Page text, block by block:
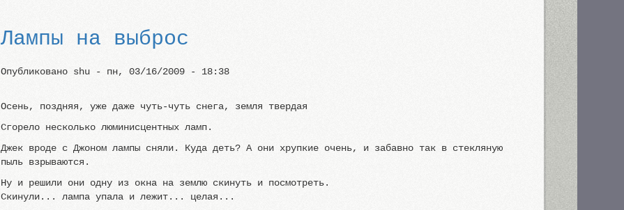
Лампы на выброс
Опубликовано shu- пн, 03/16/2009 - 18:38
Осень, поздняя, уже даже чуть-чуть снега, земля твердая
Сгорело несколько люминисцентных ламп.
Джек вроде с Джоном лампы сняли. Куда деть? А они хрупкие очень, и забавно так в стекляную
пыль взрываются.
Ну и решили они одну из окна на землю скинуть и посмотреть.
Скинули... лампа упала и лежит... целая...